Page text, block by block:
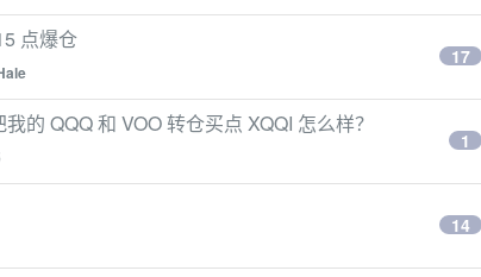
点爆仓
17
的 QQQ 和 VOO 转仓买点 XQQI 怎么样？
1
14